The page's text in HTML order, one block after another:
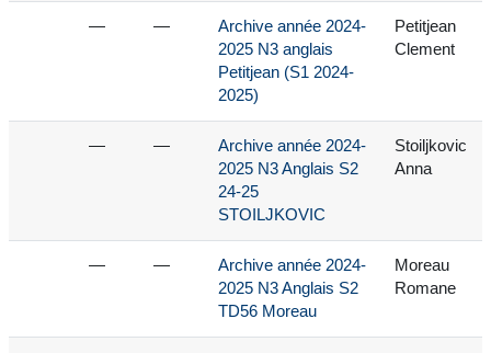
— —
Archive année 2024-
2025 N3 anglais
Petitjean (S1 2024-
2025)
Petitjean
Clement
— —
Archive année 2024-
2025 N3 Anglais S2
24-25
STOILJKOVIC
Stoiljkovic
Anna
— —
Archive année 2024-
2025 N3 Anglais S2
TD56 Moreau
Moreau
Romane